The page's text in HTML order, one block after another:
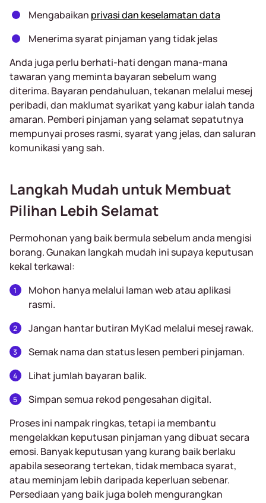
Mengabaikan privasi dan keselamatan data
Menerima syarat pinjaman yang tidak jelas
Anda juga perlu berhati-hati dengan mana-mana
tawaran yang meminta bayaran sebelum wang
diterima. Bayaran pendahuluan, tekanan melalui mesej
peribadi, dan maklumat syarikat yang kabur ialah tanda
amaran. Pemberi pinjaman yang selamat sepatutnya
mempunyai proses rasmi, syarat yang jelas, dan saluran
komunikasi yang sah.
Langkah Mudah untuk Membuat
Pilihan Lebih Selamat
Permohonan yang baik bermula sebelum anda mengisi
borang. Gunakan langkah mudah ini supaya keputusan
kekal terkawal:
Mohon hanya melalui laman web atau aplikasi
rasmi.
Jangan hantar butiran MyKad melalui mesej rawak.
Semak nama dan status lesen pemberi pinjaman.
Lihat jumlah bayaran balik.
Simpan semua rekod pengesahan digital.
Proses ini nampak ringkas, tetapi ia membantu
mengelakkan keputusan pinjaman yang dibuat secara
emosi. Banyak keputusan yang kurang baik berlaku
apabila seseorang tertekan, tidak membaca syarat,
atau meminjam lebih daripada keperluan sebenar.
Persediaan yang baik juga boleh mengurangkan